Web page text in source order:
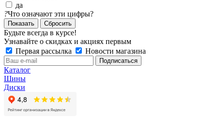
да
?Что означают эти цифры?
Сбросить
Будьте всегда в курсе!
Узнавайте о скидках и акциях первым
Первая рассылка
Новости магазина
Каталог
Шины
Диски